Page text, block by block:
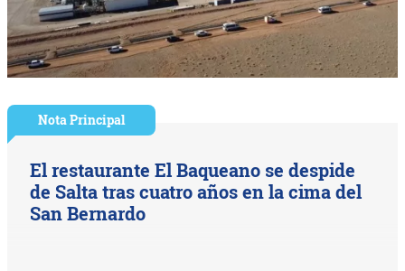
Nota Principal
El restaurante El Baqueano se despide
de Salta tras cuatro años en la cima del
San Bernardo